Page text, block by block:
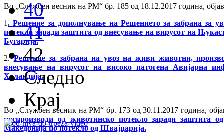
Во „Службен весник на РМ“ бр. 185 од 18.12.2017 година,
1. Решение за дополнување на Решението за забрана за
потекло заради заштита од внесување на вирусот на
Бугарија.
2.Решение за забрана на увоз на живи животни,
внесување на вирусот на високо патогена Авијарна
Холандија.
Во „Службен весник на РМ“ бр. 173 од 30.11.2017 година,
нуспроизводи од животинско потекло заради заштита
Македонија по потекло од Швајцарија.
40
41
42
Следно
Крај